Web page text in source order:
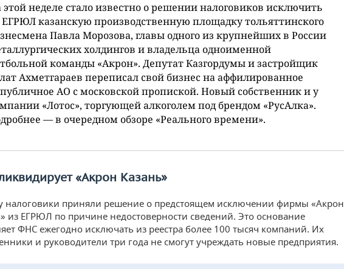
этой неделе стало известно о решении налоговиков исключить
ЕГРЮЛ казанскую производственную площадку тольяттинского
Павла Морозова, главы одного из крупнейших в России
холдингов и владельца одноименной
команды «Акрон». Депутат Казгордумы и застройщик
Ахметгараев переписал свой бизнес на аффилированное
АО с московской пропиской. Новый собственник и у
«Лотос», торгующей алкоголем под брендом «РусАлка».
— в очередном обзоре «Реального времени».
«Акрон Казань»
налоговики приняли решение о предстоящем исключении фирмы «Акрон
из ЕГРЮЛ по причине недостоверности сведений. Это основание
ФНС ежегодно исключать из реестра более 100 тысяч компаний. Их
и руководители три года не смогут учреждать новые предприятия.